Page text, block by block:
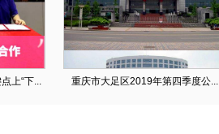
上“下... 重庆市大足区2019年第四季度公...